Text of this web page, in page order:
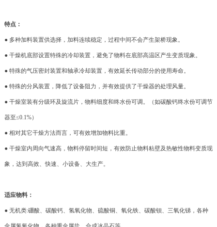
特点：
● 多种加料装置供选择，加料连续稳定，过程中间不会产生架桥现象。
● 干燥机底部设置特殊的冷却装置，避免了物料在底部高温区产生变质现象。
● 特殊的气压密封装置和轴承冷却装置，有效延长传动部分的使用寿命。
● 特殊的分风装置，降低了设备阻力，并有效提供了干燥器的处理风量。
● 干燥室装有分级环及旋流片，物料细度和终水份可调。（如碳酸钙终水份可调节
器至≤0.1%）
● 相对其它干燥方法而言，可有效增加物料比重。
● 干燥室内周向气速高，物料停留时间短，有效防止物料粘壁及热敏性物料变质现
象，达到高效、快速、小设备、大生产。
适应物料：
● 无机类:硼酸、碳酸钙、氢氧化物、硫酸铜、氧化铁、碳酸钡、三氧化锑，各种